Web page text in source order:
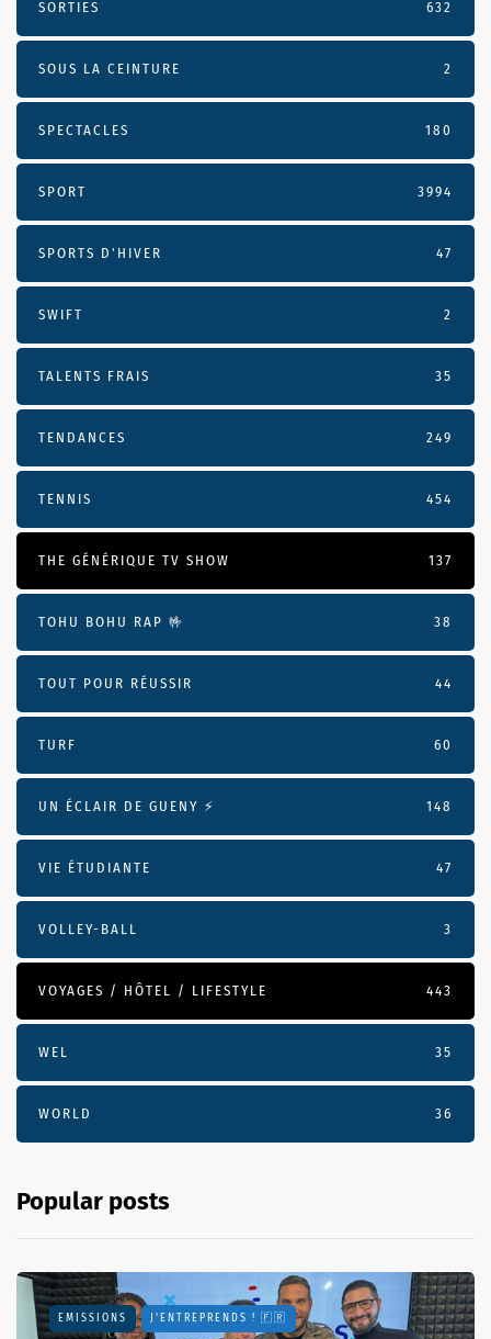
SORTIES 632
SOUS LA CEINTURE 2
SPECTACLES 180
SPORT 3994
SPORTS D'HIVER 47
SWIFT 2
TALENTS FRAIS 35
TENDANCES 249
TENNIS 454
THE GÉNÉRIQUE TV SHOW 137
TOHU BOHU RAP 🤟 38
TOUT POUR RÉUSSIR 44
TURF 60
UN ÉCLAIR DE GUENY ⚡️ 148
VIE ÉTUDIANTE 47
VOLLEY-BALL 3
VOYAGES / HÔTEL / LIFESTYLE 443
WEL 35
WORLD 36
Popular posts
EMISSIONS J'ENTREPRENDS ! 🇫🇷